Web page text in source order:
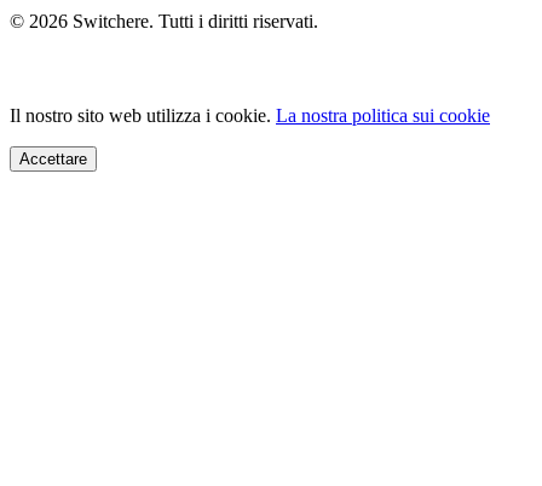
© 2026 Switchere. Tutti i diritti riservati.
Il nostro sito web utilizza i cookie. La nostra politica sui cookie
Accettare